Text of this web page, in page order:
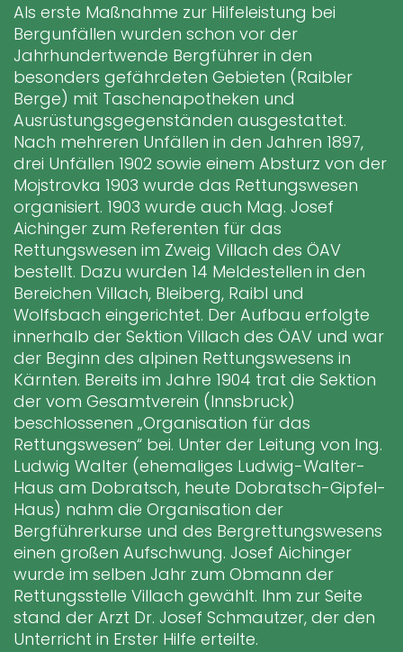
Als erste Maßnahme zur Hilfeleistung bei
Bergunfällen wurden schon vor der
Jahrhundertwende Bergführer in den
besonders gefährdeten Gebieten (Raibler
Berge) mit Taschenapotheken und
Ausrüstungsgegenständen ausgestattet.
Nach mehreren Unfällen in den Jahren 1897,
drei Unfällen 1902 sowie einem Absturz von der
Mojstrovka 1903 wurde das Rettungswesen
organisiert. 1903 wurde auch Mag. Josef
Aichinger zum Referenten für das
Rettungswesen im Zweig Villach des ÖAV
bestellt. Dazu wurden 14 Meldestellen in den
Bereichen Villach, Bleiberg, Raibl und
Wolfsbach eingerichtet. Der Aufbau erfolgte
innerhalb der Sektion Villach des ÖAV und war
der Beginn des alpinen Rettungswesens in
Kärnten. Bereits im Jahre 1904 trat die Sektion
der vom Gesamtverein (Innsbruck)
beschlossenen „Organisation für das
Rettungswesen“ bei. Unter der Leitung von Ing.
Ludwig Walter (ehemaliges Ludwig-Walter-
Haus am Dobratsch, heute Dobratsch-Gipfel-
Haus) nahm die Organisation der
Bergführerkurse und des Bergrettungswesens
einen großen Aufschwung. Josef Aichinger
wurde im selben Jahr zum Obmann der
Rettungsstelle Villach gewählt. Ihm zur Seite
stand der Arzt Dr. Josef Schmautzer, der den
Unterricht in Erster Hilfe erteilte.